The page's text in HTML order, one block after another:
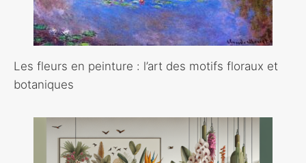
Les fleurs en peinture : l’art des motifs floraux et
botaniques